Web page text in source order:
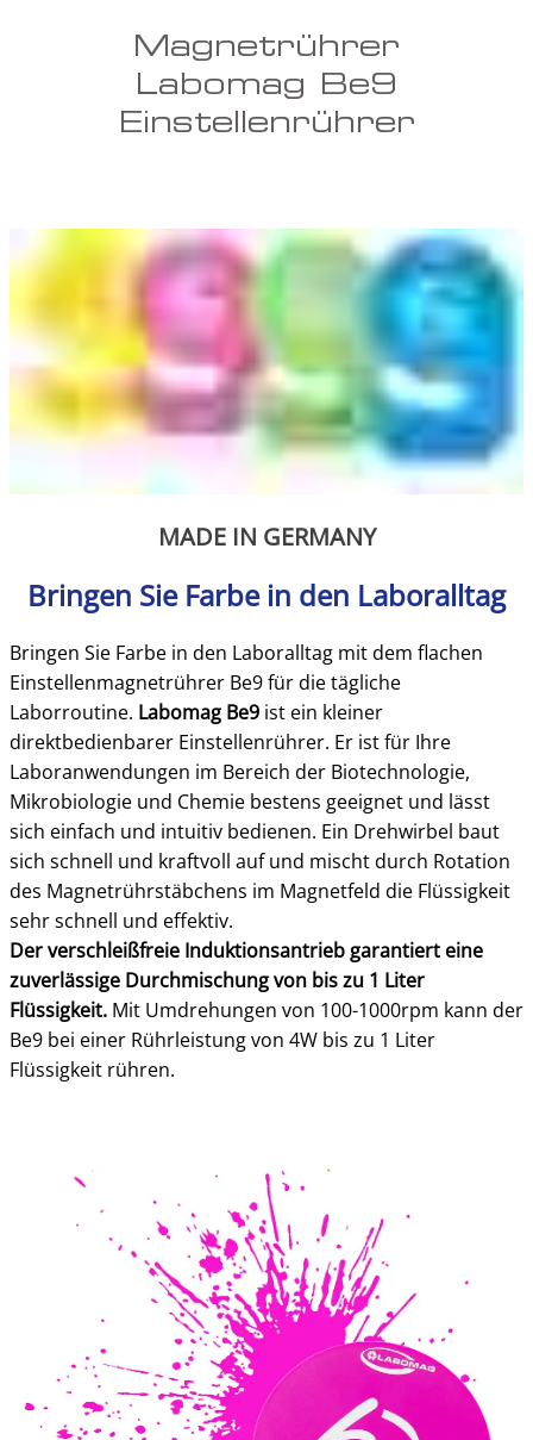
Magnetrührer
Labomag Be9
Einstellenrührer
MADE IN GERMANY
Bringen Sie Farbe in den Laboralltag
Bringen Sie Farbe in den Laboralltag mit dem flachen
Einstellenmagnetrührer Be9 für die tägliche
Laborroutine. Labomag Be9 ist ein kleiner
direktbedienbarer Einstellenrührer. Er ist für Ihre
Laboranwendungen im Bereich der Biotechnologie,
Mikrobiologie und Chemie bestens geeignet und lässt
sich einfach und intuitiv bedienen. Ein Drehwirbel baut
sich schnell und kraftvoll auf und mischt durch Rotation
des Magnetrührstäbchens im Magnetfeld die Flüssigkeit
sehr schnell und effektiv.
Der verschleißfreie Induktionsantrieb garantiert eine
zuverlässige Durchmischung von bis zu 1 Liter
Flüssigkeit. Mit Umdrehungen von 100-1000rpm kann der
Be9 bei einer Rührleistung von 4W bis zu 1 Liter
Flüssigkeit rühren.